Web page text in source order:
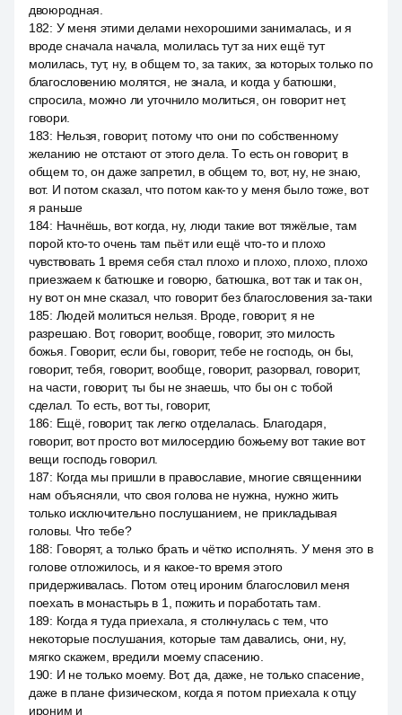
двоюродная.
182: У меня этими делами нехорошими занималась, и я
вроде сначала начала, молилась тут за них ещё тут
молилась, тут, ну, в общем то, за таких, за которых только по
благословению молятся, не знала, и когда у батюшки,
спросила, можно ли уточнило молиться, он говорит нет,
говори.
183: Нельзя, говорит, потому что они по собственному
желанию не отстают от этого дела. То есть он говорит, в
общем то, он даже запретил, в общем то, вот, ну, не знаю,
вот. И потом сказал, что потом как-то у меня было тоже, вот
я раньше
184: Начнёшь, вот когда, ну, люди такие вот тяжёлые, там
порой кто-то очень там пьёт или ещё что-то и плохо
чувствовать 1 время себя стал плохо и плохо, плохо, плохо
приезжаем к батюшке и говорю, батюшка, вот так и так он,
ну вот он мне сказал, что говорит без благословения за-таки
185: Людей молиться нельзя. Вроде, говорит, я не
разрешаю. Вот, говорит, вообще, говорит, это милость
божья. Говорит, если бы, говорит, тебе не господь, он бы,
говорит, тебя, говорит, вообще, говорит, разорвал, говорит,
на части, говорит, ты бы не знаешь, что бы он с тобой
сделал. То есть, вот ты, говорит,
186: Ещё, говорит, так легко отделалась. Благодаря,
говорит, вот просто вот милосердию божьему вот такие вот
вещи господь говорил.
187: Когда мы пришли в православие, многие священники
нам объясняли, что своя голова не нужна, нужно жить
только исключительно послушанием, не прикладывая
головы. Что тебе?
188: Говорят, а только брать и чётко исполнять. У меня это в
голове отложилось, и я какое-то время этого
придерживалась. Потом отец ироним благословил меня
поехать в монастырь в 1, пожить и поработать там.
189: Когда я туда приехала, я столкнулась с тем, что
некоторые послушания, которые там давались, они, ну,
мягко скажем, вредили моему спасению.
190: И не только моему. Вот, да, даже, не только спасение,
даже в плане физическом, когда я потом приехала к отцу
ироним и